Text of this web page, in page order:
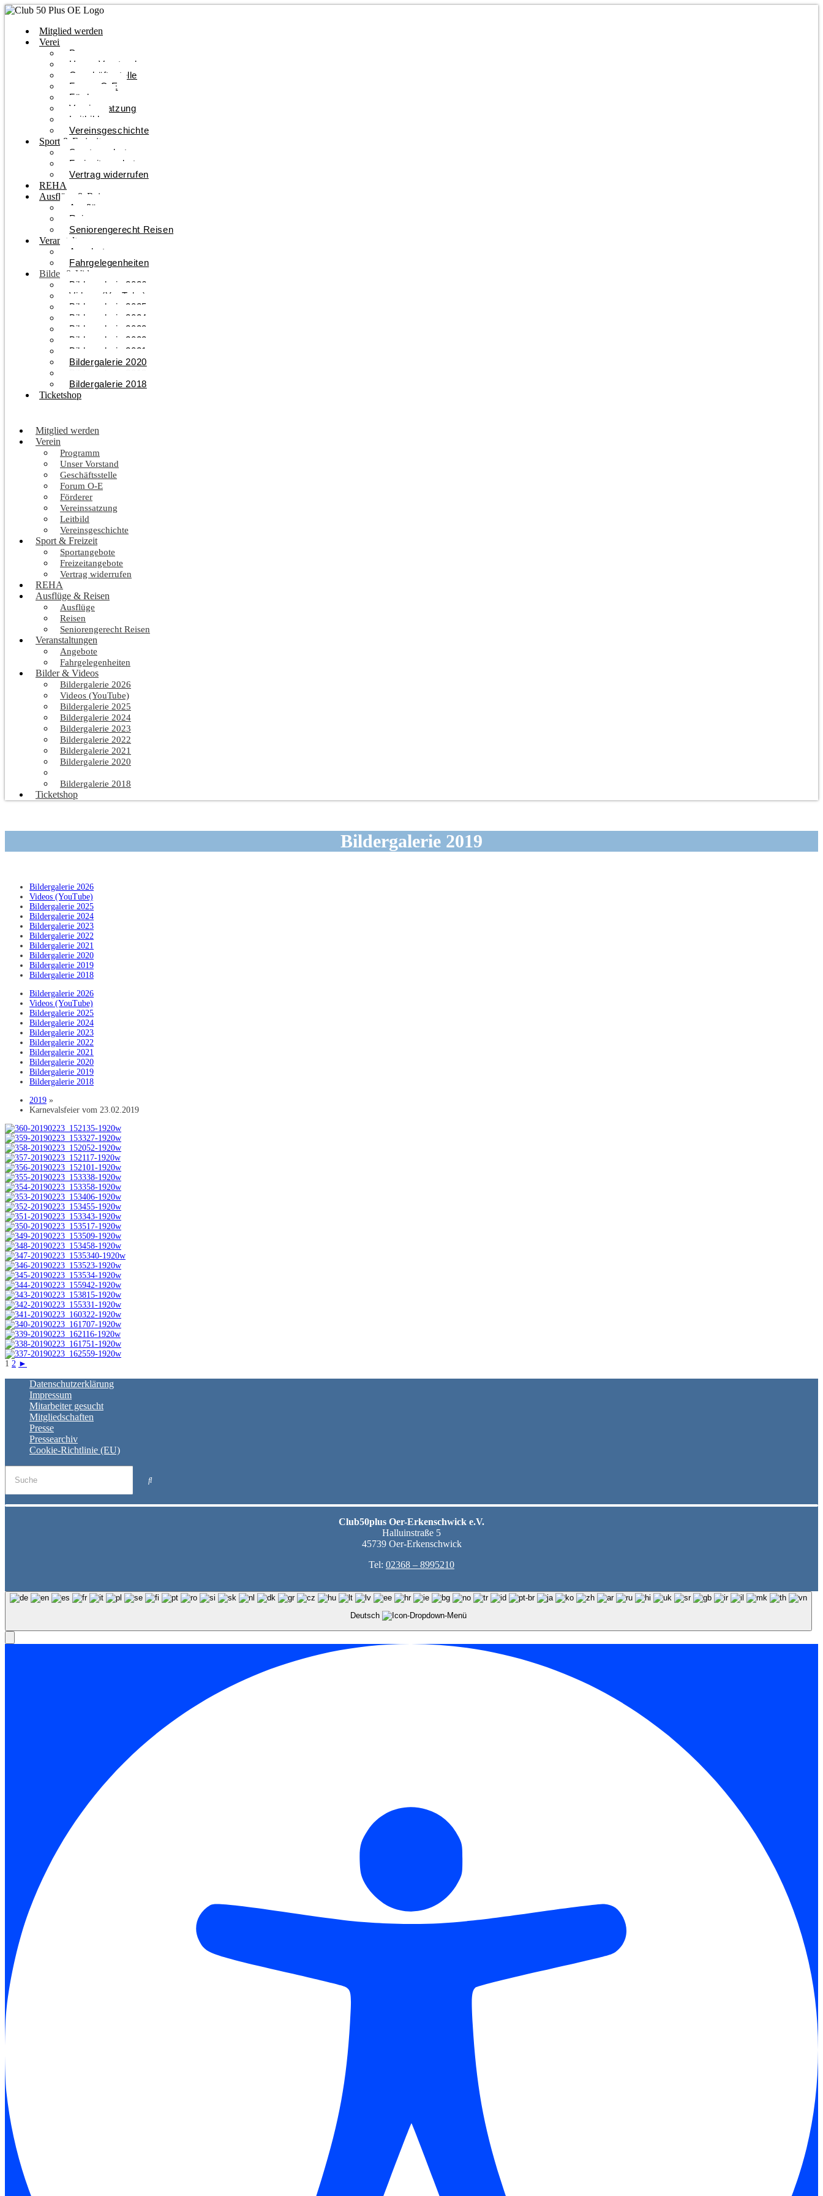
Mitglied werden
Verein
Programm
Unser Vorstand
Geschäftsstelle
Forum O-E
Förderer
Vereinssatzung
Leitbild
Vereinsgeschichte
Sport & Freizeit
Sportangebote
Freizeitangebote
Vertrag widerrufen
REHA
Ausflüge & Reisen
Ausflüge
Reisen
Seniorengerecht Reisen
Veranstaltungen
Angebote
Fahrgelegenheiten
Bilder & Videos
Bildergalerie 2026
Videos (YouTube)
Bildergalerie 2025
Bildergalerie 2024
Bildergalerie 2023
Bildergalerie 2022
Bildergalerie 2021
Bildergalerie 2020
Bildergalerie 2018
Ticketshop
Mitglied werden
Verein
Programm
Unser Vorstand
Geschäftsstelle
Forum O-E
Förderer
Vereinssatzung
Leitbild
Vereinsgeschichte
Sport & Freizeit
Sportangebote
Freizeitangebote
Vertrag widerrufen
REHA
Ausflüge & Reisen
Ausflüge
Reisen
Seniorengerecht Reisen
Veranstaltungen
Angebote
Fahrgelegenheiten
Bilder & Videos
Bildergalerie 2026
Videos (YouTube)
Bildergalerie 2025
Bildergalerie 2024
Bildergalerie 2023
Bildergalerie 2022
Bildergalerie 2021
Bildergalerie 2020
Bildergalerie 2018
Ticketshop
Bildergalerie 2019
Bildergalerie 2026
Videos (YouTube)
Bildergalerie 2025
Bildergalerie 2024
Bildergalerie 2023
Bildergalerie 2022
Bildergalerie 2021
Bildergalerie 2020
Bildergalerie 2019
Bildergalerie 2018
Bildergalerie 2026
Videos (YouTube)
Bildergalerie 2025
Bildergalerie 2024
Bildergalerie 2023
Bildergalerie 2022
Bildergalerie 2021
Bildergalerie 2020
Bildergalerie 2019
Bildergalerie 2018
2019 »
Karnevalsfeier vom 23.02.2019
1 2 ►
Datenschutzerklärung
Impressum
Mitarbeiter gesucht
Mitgliedschaften
Presse
Pressearchiv
Cookie-Richtlinie (EU)
Club50plus Oer-Erkenschwick e.V.
Halluinstraße 5
45739 Oer-Erkenschwick
Tel: 02368 – 8995210
Deutsch